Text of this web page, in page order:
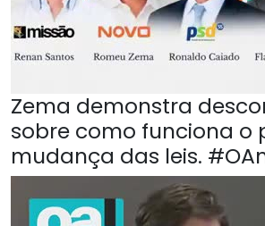
Zema demonstra
sobre como funciona o
mudança das leis.